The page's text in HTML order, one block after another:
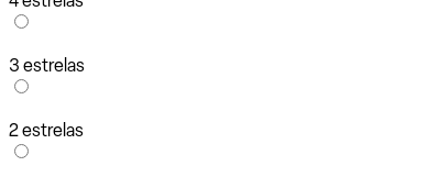
3 estrelas
2 estrelas